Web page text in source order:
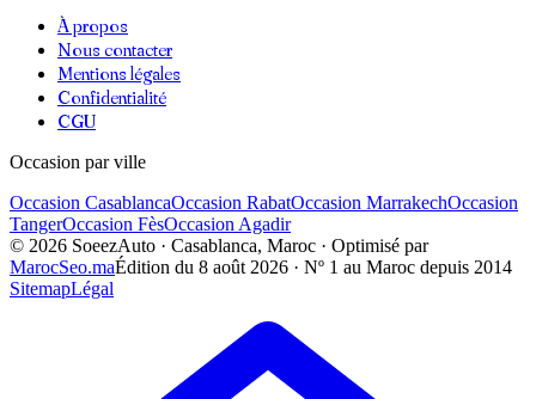
À propos
Nous contacter
Mentions légales
Confidentialité
CGU
Occasion par ville
Occasion CasablancaOccasion RabatOccasion MarrakechOccasion
TangerOccasion FèsOccasion Agadir
© 2026 SoeezAuto · Casablanca, Maroc · Optimisé par
MarocSeo.maÉdition du 8 août 2026 · Nº 1 au Maroc depuis 2014
SitemapLégal